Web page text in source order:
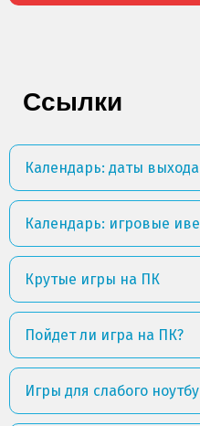
Ссылки
Календарь: даты
Календарь: игровые
Крутые игры на ПК
Пойдет ли игра на ПК?
Игры для слабого